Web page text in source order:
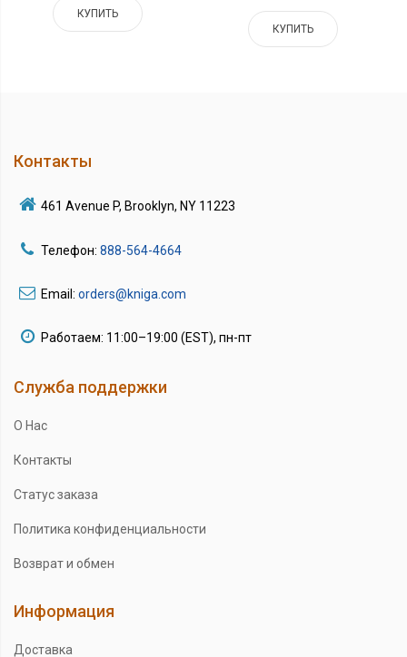
КУПИТЬ
КУПИТЬ
Контакты
461 Avenue P, Brooklyn, NY 11223
Телефон: 888-564-4664
Email: orders@kniga.com
Работаем: 11:00–19:00 (EST), пн-пт
Служба поддержки
О Нас
Контакты
Статус заказа
Политика конфиденциальности
Возврат и обмен
Информация
Доставка